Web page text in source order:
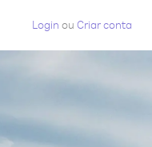
Login ou Criar conta